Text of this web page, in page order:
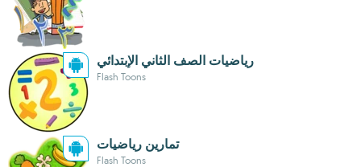
رياضيات الصف الثاني الإبتدائي
Flash Toons
تمارين رياضيات
Flash Toons